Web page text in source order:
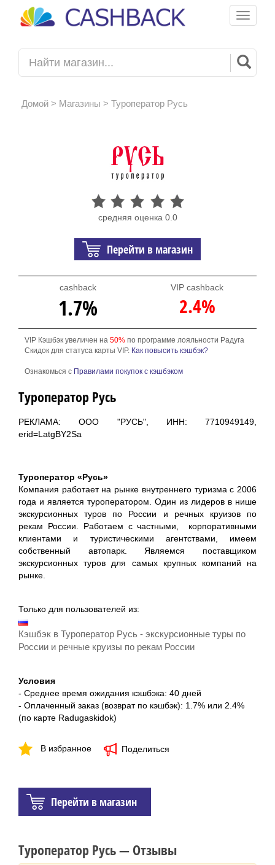
Toggle
Домой> Магазины > Туроператор Русь
средняя оценка 0.0
Перейти в магазин
cashback
1.7%
VIP cashback
2.4%
VIP Кэшбэк увеличен на 50%по программе лояльности Радуга
Скидок для статуса карты VIP. Как повысить кэшбэк?
Ознакомься с Правилами покупок с кэшбэком
Туроператор Русь
РЕКЛАМА: ООО "РУСЬ", ИНН: 7710949149,
erid=LatgBY2Sa
Туроператор «Русь»
Компания работает на рынке внутреннего туризма с 2006
года и является туроператором. Один из лидеров в нише
экскурсионных туров по России и речных круизов по
рекам России. Работаем с частными, корпоративными
клиентами и туристическими агентствами, имеем
собственный автопарк. Являемся поставщиком
экскурсионных туров для самых крупных компаний на
рынке.
Только для пользователей из:
Кэшбэк в Туроператор Русь - экскурсионные туры по
России и речные круизы по рекам России
Условия
- Среднее время ожидания кэшбэка: 40 дней
- Оплаченный заказ (возврат по кэшбэк): 1.7% или 2.4%
(по карте Radugaskidok)
В избранное Поделиться
Перейти в магазин
Туроператор Русь — Отзывы